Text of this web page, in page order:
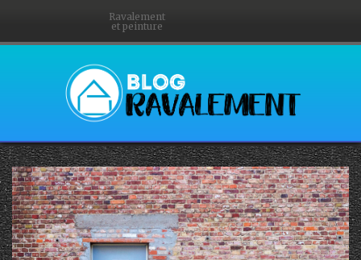
Ravalement
et peinture